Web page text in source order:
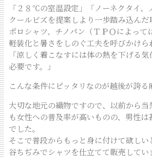
「２８℃の室温設定」「ノーネクタイ
クールビズを提案しより一歩踏み込んだ
ポロシャツ、チノパン（ＴＰＯによっ
軽装化と暑さをしのぐ工夫を呼びかけら
「涼しく着こなすには体の熱を下げる
必要です。」
こんな条件にピッタリなのが越後が誇る
大切な地元の織物ですので、以前から
も女性への普及率が高いものの、男性
でした。
そこで普段からもっと身に付けて欲し
谷ちぢみでシャツを仕立てて販売してい